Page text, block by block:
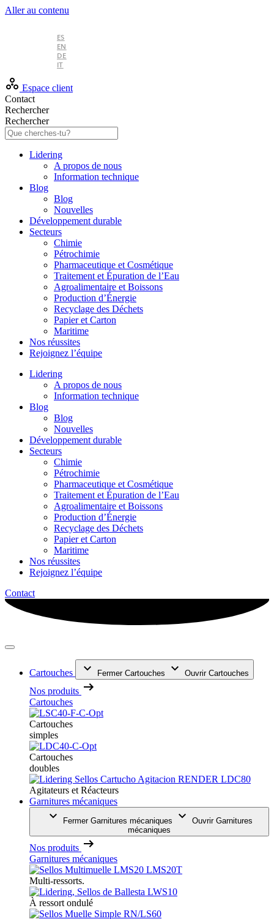
Aller au contenu
ES
EN
DE
IT
Espace client
Contact
Rechercher
Rechercher
Lidering
A propos de nous
Information technique
Blog
Blog
Nouvelles
Développement durable
Secteurs
Chimie
Pétrochimie
Pharmaceutique et Cosmétique
Traitement et Épuration de l’Eau
Agroalimentaire et Boissons
Production d’Énergie
Recyclage des Déchets
Papier et Carton
Maritime
Nos réussites
Rejoignez l’équipe
Lidering
A propos de nous
Information technique
Blog
Blog
Nouvelles
Développement durable
Secteurs
Chimie
Pétrochimie
Pharmaceutique et Cosmétique
Traitement et Épuration de l’Eau
Agroalimentaire et Boissons
Production d’Énergie
Recyclage des Déchets
Papier et Carton
Maritime
Nos réussites
Rejoignez l’équipe
Contact
Cartouches Fermer Cartouches Ouvrir Cartouches
Nos produits
Cartouches
Cartouches
simples
Cartouches
doubles
Agitateurs et Réacteurs
Garnitures mécaniques
Fermer Garnitures mécaniques
Ouvrir Garnitures
mécaniques
Nos produits
Garnitures mécaniques
Multi-ressorts.
À ressort ondulé